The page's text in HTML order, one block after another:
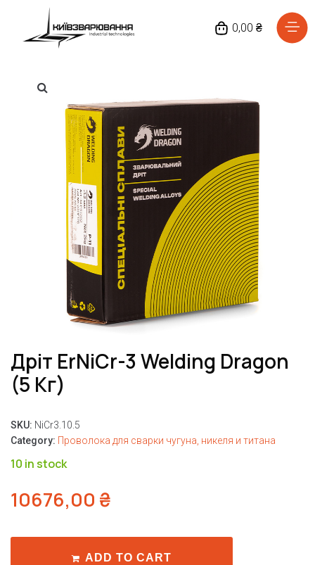
0,00 ₴
Дріт ErNiCr-3 Welding Dragon
(5 Кг)
SKU: NiCr3.10.5
Category: Проволока для сварки чугуна, никеля и титана
10 in stock
10676,00 ₴
ADD TO CART
Головна
Каталог товарів
Відгуки
Про нас
Доставка та оплата
Повернення та обмін
Контакти